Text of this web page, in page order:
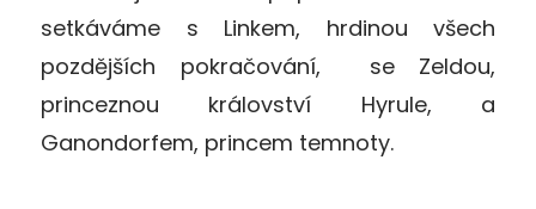
setkáváme s Linkem, hrdinou všech
pozdějších pokračování, se Zeldou,
princeznou království Hyrule, a
Ganondorfem, princem temnoty.